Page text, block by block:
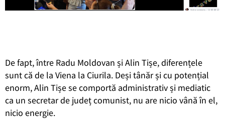
De fapt, între Radu Moldovan și Alin Tișe, diferențele
sunt că de la Viena la Ciurila. Deși tânăr și cu potențial
enorm, Alin Tișe se comportă administrativ și mediatic
ca un secretar de județ comunist, nu are nicio vână în el,
nicio energie.